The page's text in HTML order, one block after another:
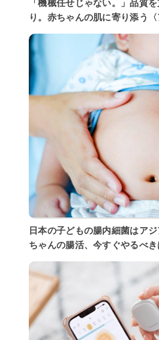
「機械任せじゃない。」品質
り。赤ちゃんの肌に寄り添う
日本の子どもの腸内細菌はア
ちゃんの腸活、今すぐやるべき